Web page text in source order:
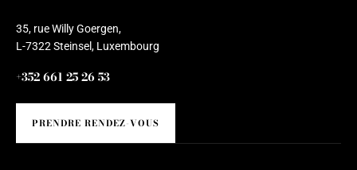
35, rue Willy Goergen,
L-7322 Steinsel, Luxembourg
+352 661 25 26 53
PRENDRE RENDEZ-VOUS